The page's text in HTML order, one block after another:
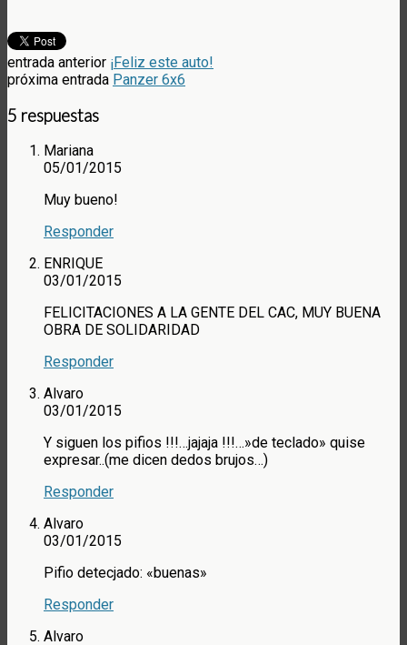
entrada anterior ¡Feliz este auto!
próxima entrada Panzer 6x6
5 respuestas
Mariana
05/01/2015
Muy bueno!
Responder
ENRIQUE
03/01/2015
FELICITACIONES A LA GENTE DEL CAC, MUY BUENA
OBRA DE SOLIDARIDAD
Responder
Alvaro
03/01/2015
Y siguen los pifios !!!…jajaja !!!…»de teclado» quise
expresar..(me dicen dedos brujos…)
Responder
Alvaro
03/01/2015
Pifio detecjado: «buenas»
Responder
Alvaro